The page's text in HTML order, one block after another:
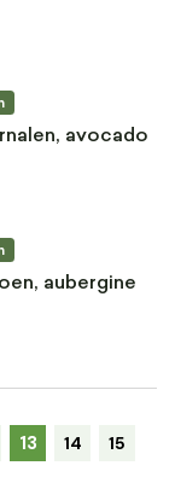
avocado
aubergine
13 14
15